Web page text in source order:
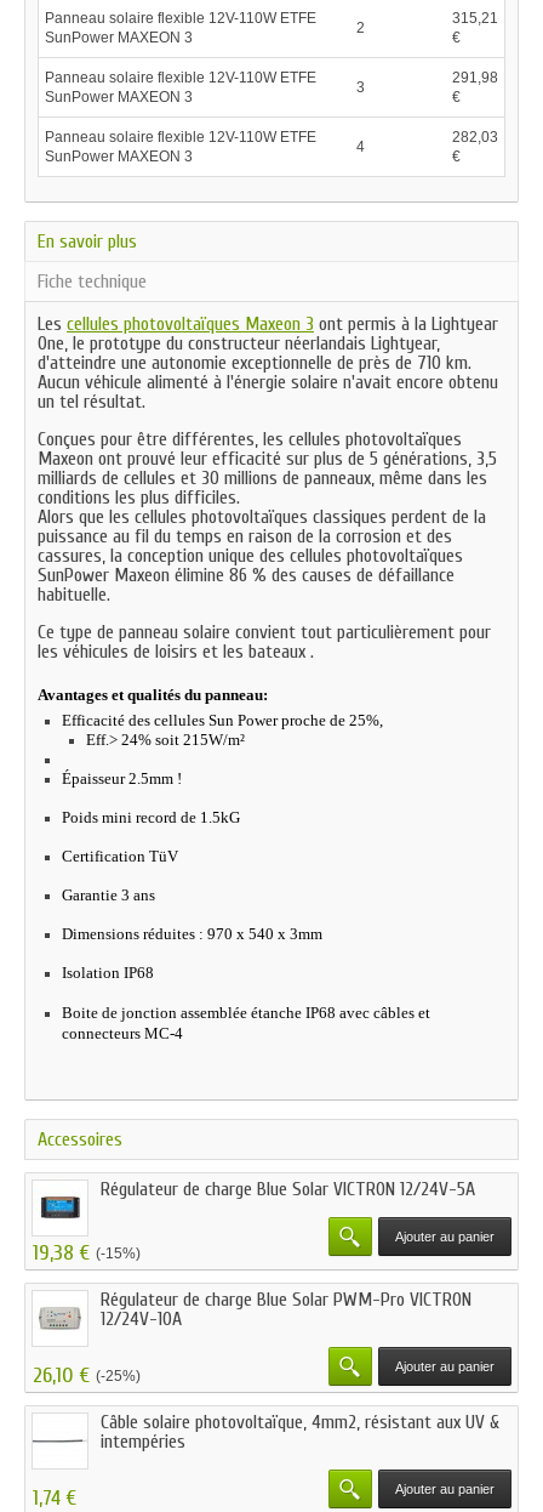
Panneau solaire flexible 12V-110W ETFE
SunPower MAXEON 3
2
315,21
€
Panneau solaire flexible 12V-110W ETFE
SunPower MAXEON 3
3
291,98
€
Panneau solaire flexible 12V-110W ETFE
SunPower MAXEON 3
4
282,03
€
En savoir plus
Fiche technique
Les cellules photovoltaïques Maxeon 3 ont permis à la Lightyear
One, le prototype du constructeur néerlandais Lightyear,
d'atteindre une autonomie exceptionnelle de près de 710 km.
Aucun véhicule alimenté à l'énergie solaire n'avait encore obtenu
un tel résultat.
Conçues pour être différentes, les cellules photovoltaïques
Maxeon ont prouvé leur efficacité sur plus de 5 générations, 3,5
milliards de cellules et 30 millions de panneaux, même dans les
conditions les plus difficiles.
Alors que les cellules photovoltaïques classiques perdent de la
puissance au fil du temps en raison de la corrosion et des
cassures, la conception unique des cellules photovoltaïques
SunPower Maxeon élimine 86 % des causes de défaillance
habituelle.
Ce type de panneau solaire convient tout particulièrement pour
les véhicules de loisirs et les bateaux .
Avantages et qualités du panneau:
Efficacité des cellules Sun Power proche de 25%,
Eff.> 24% soit 215W/m²
Épaisseur 2.5mm !
Poids mini record de 1.5kG
Certification TüV
Garantie 3 ans
Dimensions réduites : 970 x 540 x 3mm
Isolation IP68
Boite de jonction assemblée étanche IP68 avec câbles et
connecteurs MC-4
Accessoires
Régulateur de charge Blue Solar VICTRON 12/24V-5A
19,38 € (-15%)
Ajouter au panier
Régulateur de charge Blue Solar PWM-Pro VICTRON
12/24V-10A
26,10 € (-25%)
Ajouter au panier
Câble solaire photovoltaïque, 4mm2, résistant aux UV &
intempéries
1,74 € Ajouter au panier